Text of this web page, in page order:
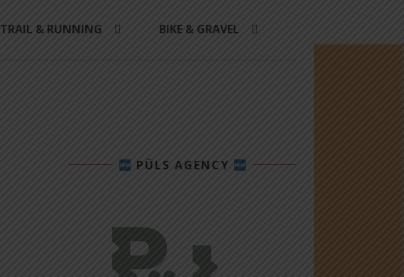
TRAIL & RUNNING BIKE & GRAVEL
PÜLS AGENCY